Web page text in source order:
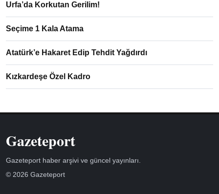
Urfa’da Korkutan Gerilim!
Seçime 1 Kala Atama
Atatürk’e Hakaret Edip Tehdit Yağdırdı
Kızkardeşe Özel Kadro
Gazeteport
Gazeteport haber arşivi ve güncel yayınları.
© 2026 Gazeteport